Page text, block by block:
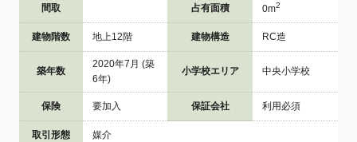
間取 占有面積 0m2
建物階数 地上12階 建物構造 RC造
築年数
2020年7月 (築
6年)
小学校エリア 中央小学校
保険 要加入 保証会社 利用必須
取引形態 媒介